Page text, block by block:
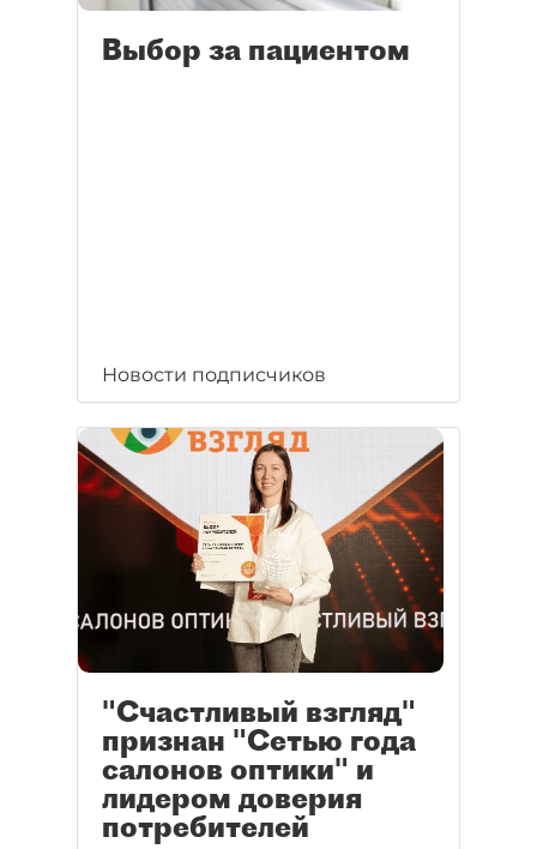
Выбор за пациентом
Новости подписчиков
"Счастливый взгляд"
признан "Сетью года
салонов оптики" и
лидером доверия
потребителей